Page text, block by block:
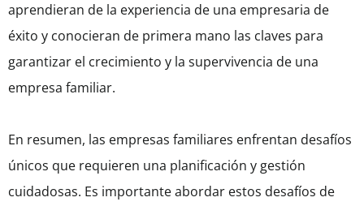
aprendieran de la experiencia de una empresaria de
éxito y conocieran de primera mano las claves para
garantizar el crecimiento y la supervivencia de una
empresa familiar.
En resumen, las empresas familiares enfrentan desafíos
únicos que requieren una planificación y gestión
cuidadosas. Es importante abordar estos desafíos de